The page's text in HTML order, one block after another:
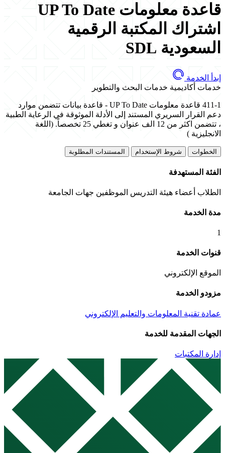
قاعدة معلومات UP To Date
اشتراك المكتبة الرقمية
السعودية SDL
إبدأ الخدمة
خدمات أكاديمية خدمات البحث والتطوير
411-1 قاعدة معلومات UP To Date - قاعدة بيانات تتضمن موارد
دعم القرار السريري المستند إلى الأدلة الموثوقة في الرعاية الطبية
، تتضمن اكثر من 12 الف عنوان و تغطي 25 تخصصاً. (اللغة
الانجليزية )
الخطوات شروط الإستخدام المستندات المطلوبة
الفئة المستهدفة
الطلاب أعضاء هيئة التدريس الموظفين جهات الجامعة
مدة الخدمة
1
قنوات الخدمة
الموقع الإلكتروني
مزودو الخدمة
عمادة تقنية المعلومات والتعليم الإلكتروني
الجهات المقدمة للخدمة
إدارة المكتبات